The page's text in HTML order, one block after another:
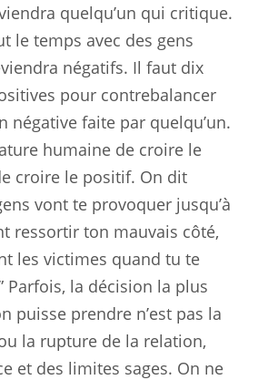
quelqu’un qui critique.
le temps avec des gens
négatifs. Il faut dix
pour contrebalancer
négative faite par quelqu’un.
humaine de croire le
croire le positif. On dit
vont te provoquer jusqu’à
ressortir ton mauvais côté,
les victimes quand tu te
Parfois, la décision la plus
puisse prendre n’est pas la
la rupture de la relation,
et des limites sages. On ne